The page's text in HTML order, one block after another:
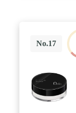
No.17